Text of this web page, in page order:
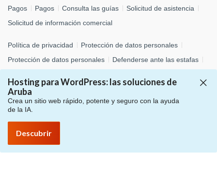
Hosting para WordPress: las soluciones de
Aruba
Crea un sitio web rápido, potente y seguro con la ayuda
de la IA.
Descubrir
Pagos Pagos Consulta las guías
Solicitud de asistencia
Solicitud de información comercial
Política de privacidad
Protección de datos personales
Protección de datos personales
Defenderse ante las estafas
Whistleblowing
© 2026 Aruba S.p.A. - via San Clemente, 53 - 24036 Ponte San
Pietro (BG)
P.IVA 01573850516 - C.F. 04552920482 - C.S. € 4.000.000,00 i.v.
- Número REA: BG – 434483 - Todos los derechos reservados